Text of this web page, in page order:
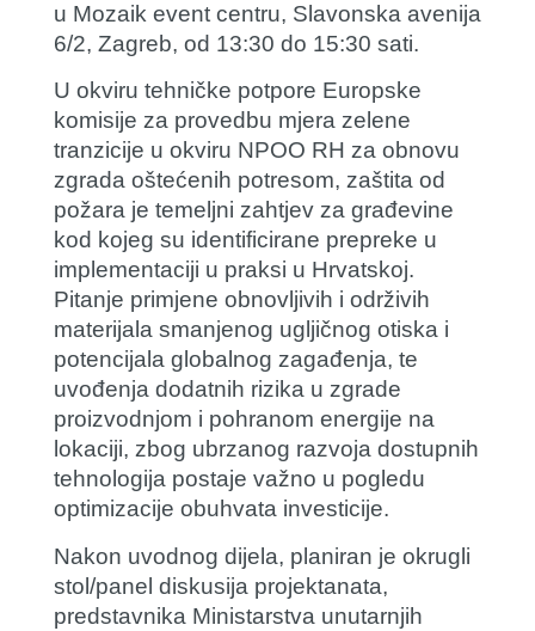
u Mozaik event centru, Slavonska avenija
6/2, Zagreb, od 13:30 do 15:30 sati.
U okviru tehničke potpore Europske
komisije za provedbu mjera zelene
tranzicije u okviru NPOO RH za obnovu
zgrada oštećenih potresom, zaštita od
požara je temeljni zahtjev za građevine
kod kojeg su identificirane prepreke u
implementaciji u praksi u Hrvatskoj.
Pitanje primjene obnovljivih i održivih
materijala smanjenog ugljičnog otiska i
potencijala globalnog zagađenja, te
uvođenja dodatnih rizika u zgrade
proizvodnjom i pohranom energije na
lokaciji, zbog ubrzanog razvoja dostupnih
tehnologija postaje važno u pogledu
optimizacije obuhvata investicije.
Nakon uvodnog dijela, planiran je okrugli
stol/panel diskusija projektanata,
predstavnika Ministarstva unutarnjih